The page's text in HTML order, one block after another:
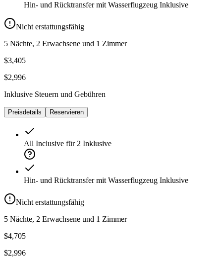
Hin- und Rücktransfer mit Wasserflugzeug Inklusive
Nicht erstattungsfähig
5 Nächte, 2 Erwachsene und 1 Zimmer
$3,405
$2,996
Inklusive Steuern und Gebühren
Preisdetails Reservieren
All Inclusive für 2 Inklusive
Hin- und Rücktransfer mit Wasserflugzeug Inklusive
Nicht erstattungsfähig
5 Nächte, 2 Erwachsene und 1 Zimmer
$4,705
$2,996